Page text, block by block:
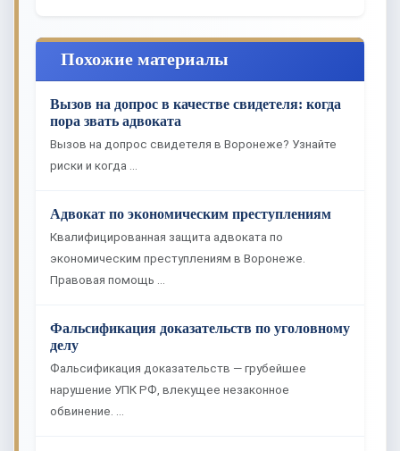
Похожие материалы
Вызов на допрос в качестве свидетеля: когда
пора звать адвоката
Вызов на допрос свидетеля в Воронеже? Узнайте
риски и когда …
Адвокат по экономическим преступлениям
Квалифицированная защита адвоката по
экономическим преступлениям в Воронеже.
Правовая помощь …
Фальсификация доказательств по уголовному
делу
Фальсификация доказательств — грубейшее
нарушение УПК РФ, влекущее незаконное
обвинение. …